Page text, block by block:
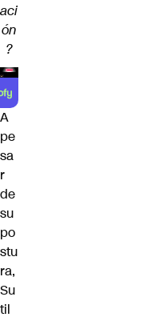
aci
ón
?
A
pe
sa
r
de
su
po
stu
ra,
Su
til